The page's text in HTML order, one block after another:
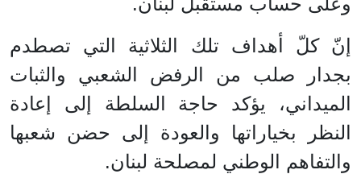
إنّ كلّ أهداف تلك الثلاثية التي تصطدم
بجدار صلب من الرفض الشعبي والثبات
الميداني، يؤكد حاجة السلطة إلى إعادة
النظر بخياراتها والعودة إلى حضن شعبها
والتفاهم الوطني لمصلحة لبنان.